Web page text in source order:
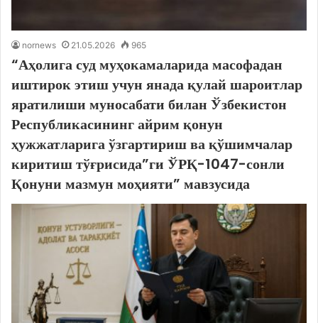
nornews 21.05.2026 965
“Аҳолига суд муҳокамаларида масофадан
иштирок этиш учун янада қулай шароитлар
яратилиши муносабати билан Ўзбекистон
Республикасининг айрим қонун
ҳужжатларига ўзгартириш ва қўшимчалар
киритиш тўғрисида”ги ЎРҚ-1047-сонли
Қонуни мазмун моҳияти” мавзусида